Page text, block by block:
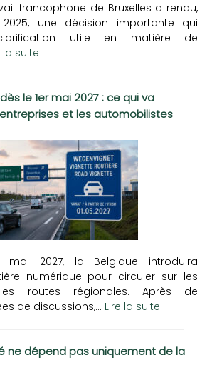
francophone de Bruxelles a rendu,
une décision importante qui
utile en matière de
la suite
le 1er mai 2027 : ce qui va
et les automobilistes
2027, la Belgique introduira
numérique pour circuler sur les
routes régionales. Après de
de discussions,... Lire la suite
ne dépend pas uniquement de la